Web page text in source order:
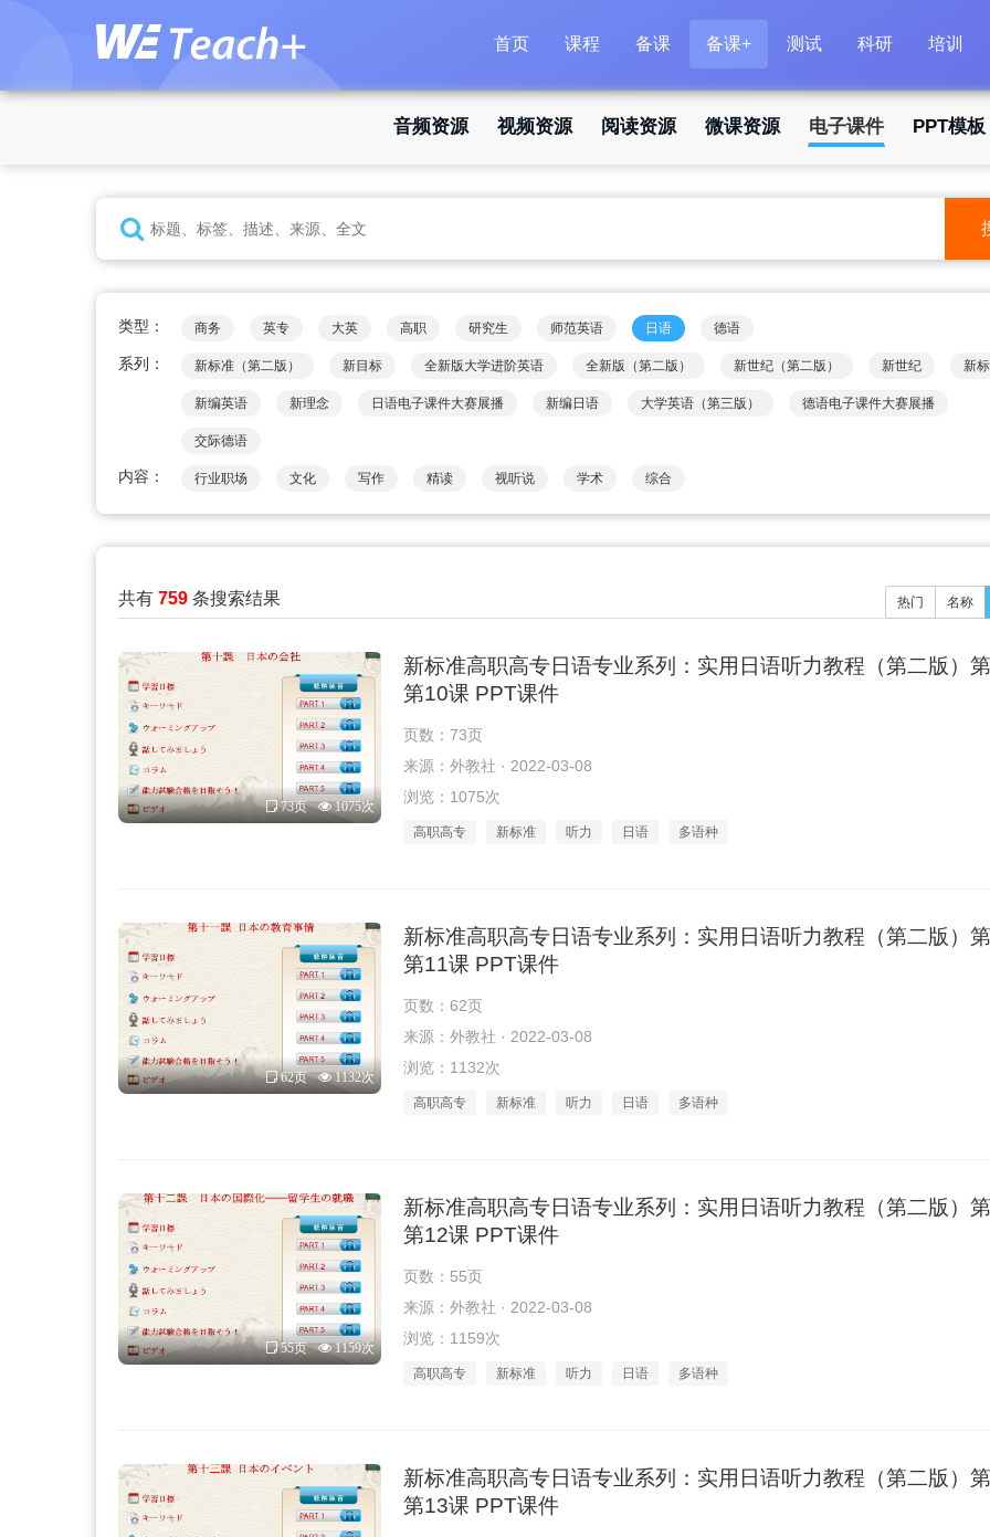
首页 课程 备课 备课+ 测试 科研 培训
音频资源 视频资源 阅读资源 微课资源 电子课件 PPT模板
类型： 商务 英专 大英 高职 研究生 师范英语 日语 德语
系列： 新标准（第二版） 新目标 全新版大学进阶英语 全新版（第二版） 新世纪（第二版） 新世纪 新
新编英语 新理念 日语电子课件大赛展播 新编日语 大学英语（第三版） 德语电子课件大赛展播
交际德语
内容： 行业职场 文化 写作 精读 视听说 学术 综合
共有 759 条搜索结果 热门 名称
73页 1075次
新标准高职高专日语专业系列：实用日语听力教程（第二版）
第10课 PPT课件
页数：73页
来源：外教社 · 2022-03-08
浏览：1075次
高职高专 新标准 听力 日语 多语种
62页 1132次
新标准高职高专日语专业系列：实用日语听力教程（第二版）
第11课 PPT课件
页数：62页
来源：外教社 · 2022-03-08
浏览：1132次
高职高专 新标准 听力 日语 多语种
55页 1159次
新标准高职高专日语专业系列：实用日语听力教程（第二版）
第12课 PPT课件
页数：55页
来源：外教社 · 2022-03-08
浏览：1159次
高职高专 新标准 听力 日语 多语种
新标准高职高专日语专业系列：实用日语听力教程（第二版）
第13课 PPT课件